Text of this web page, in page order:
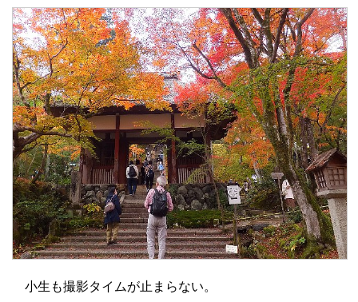
小生も撮影タイムが止まらない。